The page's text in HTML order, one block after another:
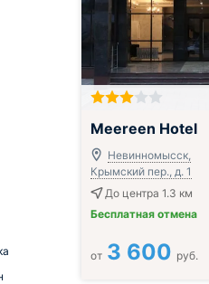
Meereen Hotel
Невинномысск,
Крымский пер., д. 1
До центра 1.3 км
Бесплатная отмена
от 3 600 руб.